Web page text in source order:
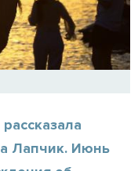
Лапчик. Июнь